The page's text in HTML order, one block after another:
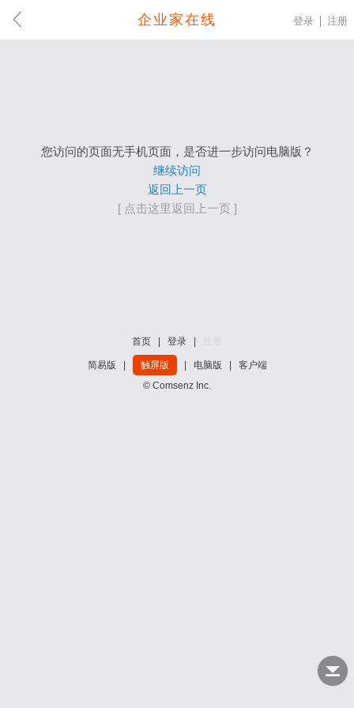
企业家在线 登录 注册
您访问的页面无手机页面，是否进一步访问电脑版？
继续访问
返回上一页
[ 点击这里返回上一页 ]
首页 登录
简易版 触屏版 电脑版
客户端
© Comsenz Inc.